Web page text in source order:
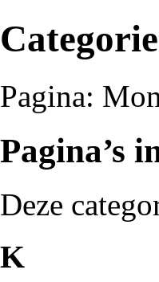
Pagina:
Pagina’s
Deze
K